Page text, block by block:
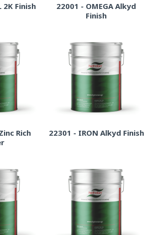
2K Finish
22001 - OMEGA Alkyd
Finish
Rich
22301 - IRON Alkyd Finish